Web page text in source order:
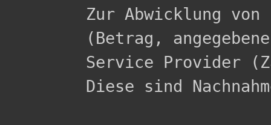
Zur Abwicklung von
(Betrag,
Service Provider
Diese sind